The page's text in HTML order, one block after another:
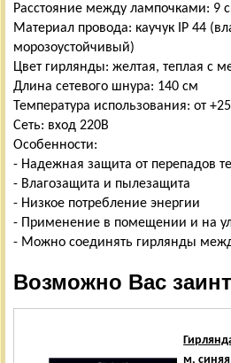
Расстояние между лампочками: 9
Материал провода: каучук IP 44
морозоустойчивый)
Цвет гирлянды: желтая, теплая с
Длина сетевого шнура: 140 см
Температура использования: от
Сеть: вход 220В
Особенности:
- Надежная защита от перепадов
- Влагозащита и пылезащита
- Низкое потребление энергии
- Применение в помещении и на
- Можно соединять гирлянды
Возможно Вас
м,